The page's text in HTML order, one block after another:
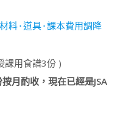
料·道具·課本費用調降
課用食譜3份 )
月酌收，現在已經是JSA